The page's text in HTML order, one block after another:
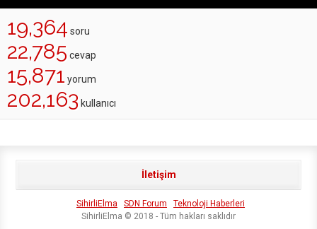
19,364 soru
22,785 cevap
15,871 yorum
202,163 kullanıcı
İletişim
SihirliElma SDN Forum
Teknoloji Haberleri
SihirliElma © 2018 - Tüm hakları saklıdır